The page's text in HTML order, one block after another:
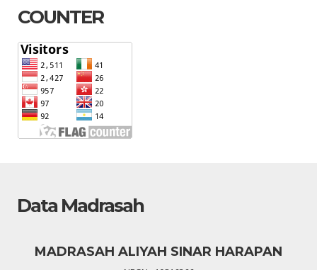
COUNTER
Data Madrasah
MADRASAH ALIYAH SINAR HARAPAN